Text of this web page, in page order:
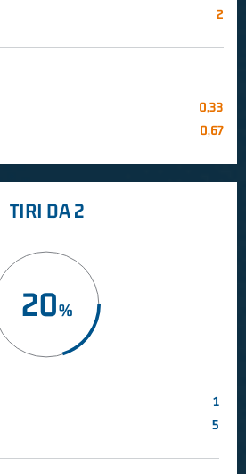
2
0,33
0,67
TIRI DA 2
20
1
5